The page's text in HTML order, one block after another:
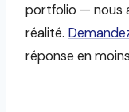
portfolio — nous
réalité.
réponse en